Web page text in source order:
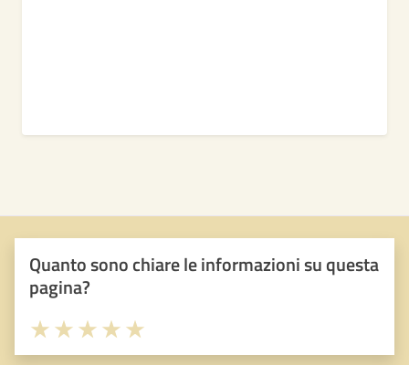
Quanto sono chiare le informazioni su questa
pagina?
Valuta 5 stelle su 5
Valuta 4 stelle su 5
Valuta 3 stelle su 5
Valuta 2 stelle su 5
Valuta 1 stelle su 5